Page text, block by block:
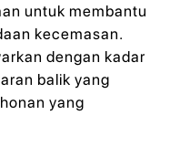
untuk membantu
kecemasan.
dengan kadar
balik yang
yang